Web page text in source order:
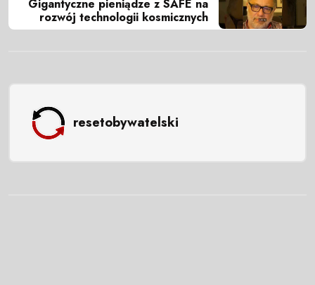
Gigantyczne pieniądze z SAFE na
rozwój technologii kosmicznych
resetobywatelski